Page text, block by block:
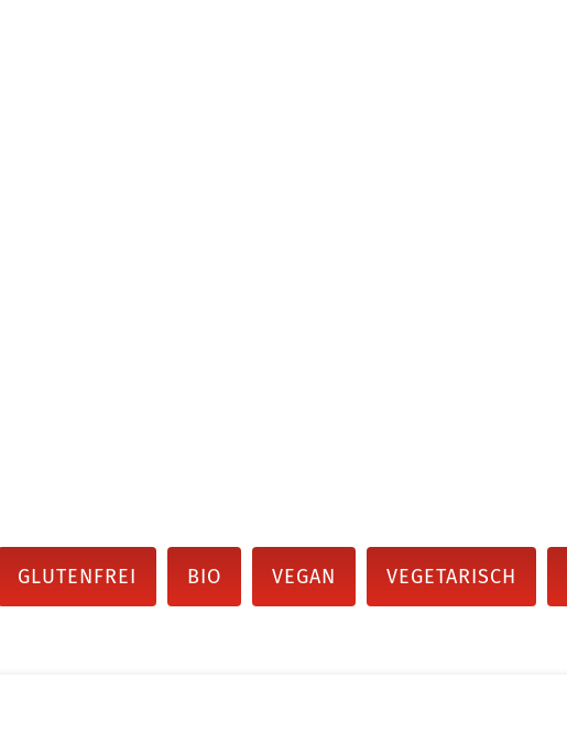
GLUTENFREI BIO VEGAN VEGETARISCH